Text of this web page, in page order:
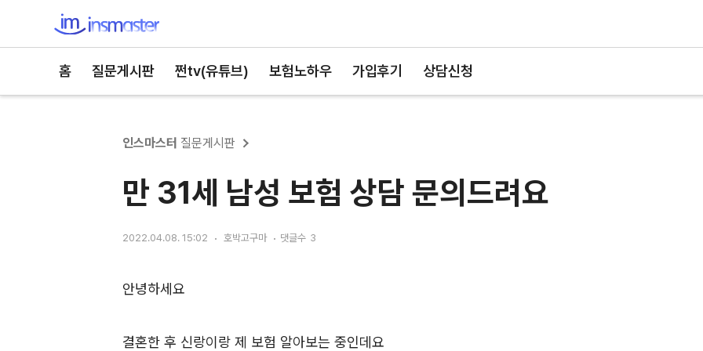
홈 질문게시판 쩐tv(유튜브) 보험노하우 가입후기 상담신청
인스마스터 질문게시판
만 31세 남성 보험 상담 문의드려요
2022.04.08. 15:02 호박고구마 댓글수 3
안녕하세요
결혼한 후 신랑이랑 제 보험 알아보는 중인데요